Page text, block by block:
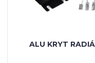
ALU KRYT